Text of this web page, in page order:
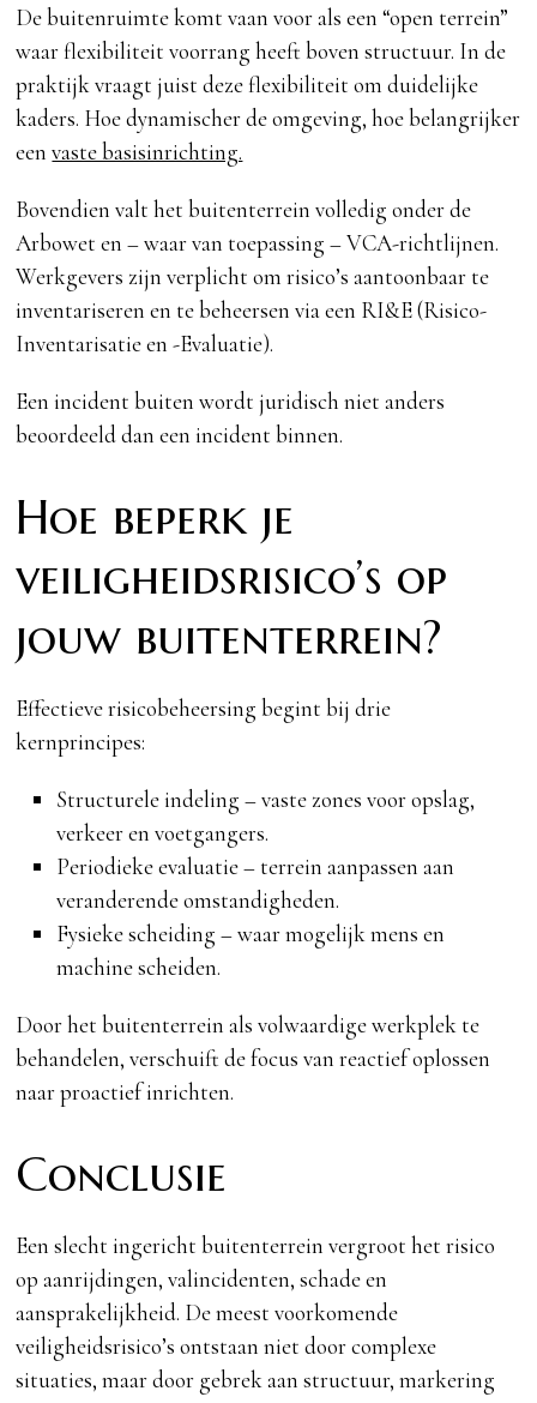
De buitenruimte komt vaan voor als een “open terrein”
waar flexibiliteit voorrang heeft boven structuur. In de
praktijk vraagt juist deze flexibiliteit om duidelijke
kaders. Hoe dynamischer de omgeving, hoe belangrijker
eenvaste basisinrichting.
Bovendien valt het buitenterrein volledig onder de
Arbowet en – waar van toepassing – VCA-richtlijnen.
Werkgevers zijn verplicht om risico’s aantoonbaar te
inventariseren en te beheersen via een RI&E (Risico-
Inventarisatie en -Evaluatie).
Een incident buiten wordt juridisch niet anders
beoordeeld dan een incident binnen.
Hoe beperk je
veiligheidsrisico’s op
jouw buitenterrein?
Effectieve risicobeheersing begint bij drie
kernprincipes:
Structurele indeling – vaste zones voor opslag,
verkeer en voetgangers.
Periodieke evaluatie – terrein aanpassen aan
veranderende omstandigheden.
Fysieke scheiding – waar mogelijk mens en
machine scheiden.
Door het buitenterrein als volwaardige werkplek te
behandelen, verschuift de focus van reactief oplossen
naar proactief inrichten.
Conclusie
Een slecht ingericht buitenterrein vergroot het risico
op aanrijdingen, valincidenten, schade en
aansprakelijkheid. De meest voorkomende
veiligheidsrisico’s ontstaan niet door complexe
situaties, maar door gebrek aan structuur, markering